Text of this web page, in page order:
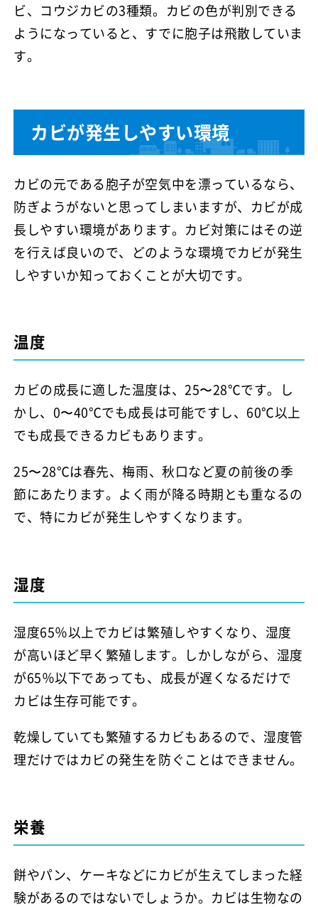
ビ、コウジカビの3種類。カビの色が判別できる
ようになっていると、すでに胞子は飛散していま
す。
カビが発生しやすい環境
カビの元である胞子が空気中を漂っているなら、
防ぎようがないと思ってしまいますが、カビが成
長しやすい環境があります。カビ対策にはその逆
を行えば良いので、どのような環境でカビが発生
しやすいか知っておくことが大切です。
温度
カビの成長に適した温度は、25〜28℃です。し
かし、0〜40℃でも成長は可能ですし、60℃以上
でも成長できるカビもあります。
25〜28℃は春先、梅雨、秋口など夏の前後の季
節にあたります。よく雨が降る時期とも重なるの
で、特にカビが発生しやすくなります。
湿度
湿度65％以上でカビは繁殖しやすくなり、湿度
が高いほど早く繁殖します。しかしながら、湿度
が65％以下であっても、成長が遅くなるだけで
カビは生存可能です。
乾燥していても繁殖するカビもあるので、湿度管
理だけではカビの発生を防ぐことはできません。
栄養
餅やパン、ケーキなどにカビが生えてしまった経
験があるのではないでしょうか。カビは生物なの